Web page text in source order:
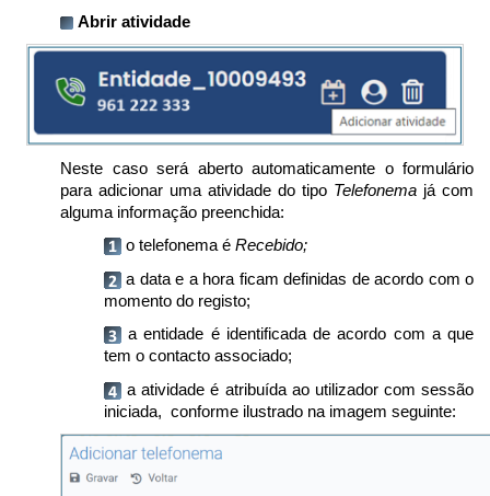
Abrir atividade
Neste caso será aberto automaticamente o formulário
para adicionar uma atividade do tipo Telefonema já com
alguma informação preenchida:
o telefonema é Recebido;
a data e a hora ficam definidas de acordo com o
momento do registo;
a entidade é identificada de acordo com a que
tem o contacto associado;
a atividade é atribuída ao utilizador com sessão
iniciada, conforme ilustrado na imagem seguinte: